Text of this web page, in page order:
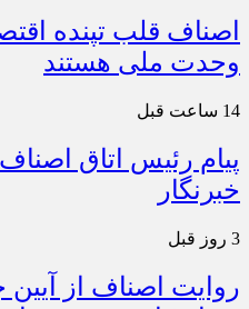
اصناف قلب تپنده
وحدت ملی هستند
14 ساعت قبل
پیام رئیس اتاق
خبرنگار
3 روز قبل
روایت اصناف از آیین